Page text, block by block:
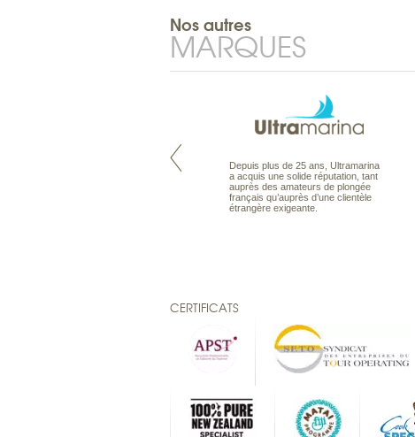
Nos autres
MARQUES
Maldives à la Carte propose tous
Depuis plus de 25 ans, Ultramarina
a acquis une solide réputation, tant
auprès des amateurs de plongée
français qu’auprès d’une clientèle
étrangère exigeante.
CERTIFICATS